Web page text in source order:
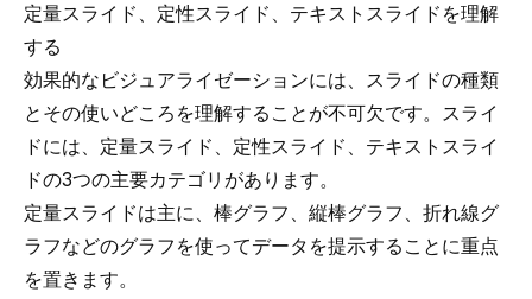
定量スライド、定性スライド、テキストスライドを理解
する
効果的なビジュアライゼーションには、スライドの種類
とその使いどころを理解することが不可欠です。スライ
ドには、定量スライド、定性スライド、テキストスライ
ドの3つの主要カテゴリがあります。
定量スライドは主に、棒グラフ、縦棒グラフ、折れ線グ
ラフなどのグラフを使ってデータを提示することに重点
を置きます。